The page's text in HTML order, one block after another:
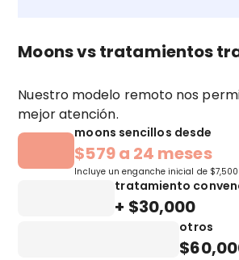
Moons vs tratamientos
Nuestro modelo remoto nos
mejor atención.
moons sencillos desde
$579 a 24 meses
Incluye un enganche inicial de
tratamiento
+ $30,000
otros